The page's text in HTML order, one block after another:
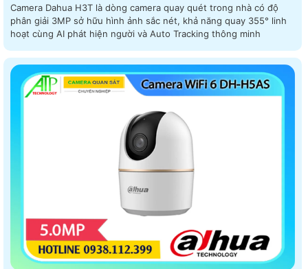
Camera Dahua H3T là dòng camera quay quét trong nhà có độ
phân giải 3MP sở hữu hình ảnh sắc nét, khả năng quay 355° linh
hoạt cùng AI phát hiện người và Auto Tracking thông minh